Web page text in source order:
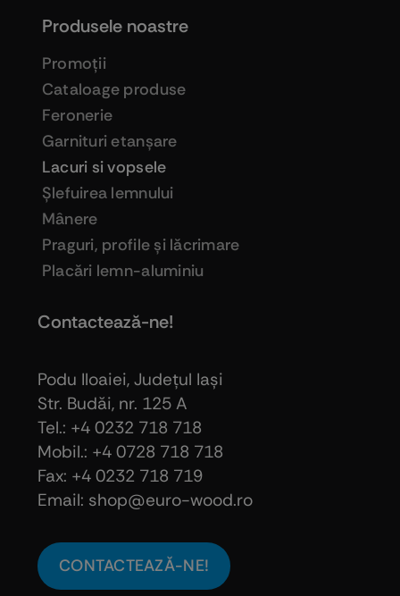
Produsele noastre
Promoţii
Cataloage produse
Feronerie
Garnituri etanşare
Lacuri si vopsele
Şlefuirea lemnului
Mânere
Praguri, profile şi lăcrimare
Placări lemn-aluminiu
Contactează-ne!
Podu Iloaiei, Judeţul Iaşi
Str. Budăi, nr. 125 A
Tel.: +4 0232 718 718
Mobil.: +4 0728 718 718
Fax: +4 0232 718 719
Email: shop@euro-wood.ro
CONTACTEAZĂ-NE!